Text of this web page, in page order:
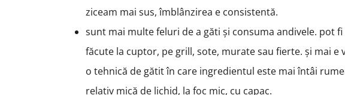
ziceam mai sus, îmblânzirea e consistentă.
sunt mai multe feluri de a găti și consuma andivele. pot
făcute la cuptor, pe grill, sote, murate sau fierte. și mai
o tehnică de gătit în care ingredientul este mai întâi
relativ mică de lichid, la foc mic, cu capac.